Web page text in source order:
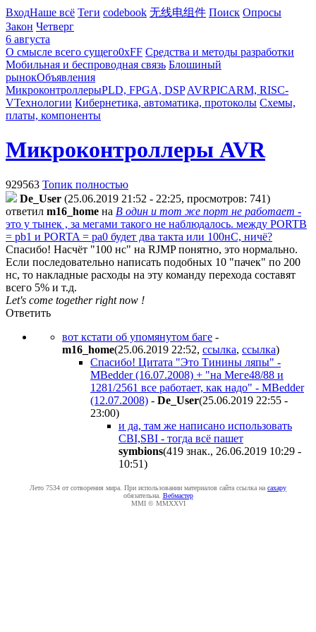
ВходНаше всё Теги codebook 无线电组件 Поиск Опросы
Закон Четверг
6 августа
О смысле всего сущего0xFF Средства и методы разработки
Мобильная и беспроводная связь Блошиный
рынокОбъявления
МикроконтроллерыPLD, FPGA, DSP AVRPICARM, RISC-
VТехнологии Кибернетика, автоматика, протоколы Схемы,
платы, компоненты
Микроконтроллеры AVR
929563 Топик полностью
De_User (25.06.2019 21:52 - 22:25, просмотров: 741)
ответил m16_home на В один и тот же порт не работает -
это у тынек , за мегами такого не наблюдалось. между PORTB
= pb1 и PORTA = pa0 будет два такта или 100нС, ничё?
Спасибо! Насчёт "100 нс" на RJMP понятно, это нормально.
Если последовательно написать подобных 10 "пачек" по 200
нс, то накладные расходы на эту команду перехода составят
всего 5% и т.д.
Let's come together right now !
Ответить
вот кстати об упомянутом баге -
m16_home(25.06.2019 22:52, ссылка, ссылка)
Спасибо! Цитата "Это Тинины ляпы" -
MBedder (16.07.2008) + "на Меге48/88 и
1281/2561 все работает, как надо" - MBedder
(12.07.2008) - De_User(25.06.2019 22:55 -
23:00)
и да, там же написано использовать
CBI,SBI - тогда всё пашет
symbions(419 знак., 26.06.2019 10:29 -
10:51)
Лето 7534 от сотворения мира. При использовании материалов сайта ссылка на caxapу
обязательна. Вебмастер
MMI © MMXXVI